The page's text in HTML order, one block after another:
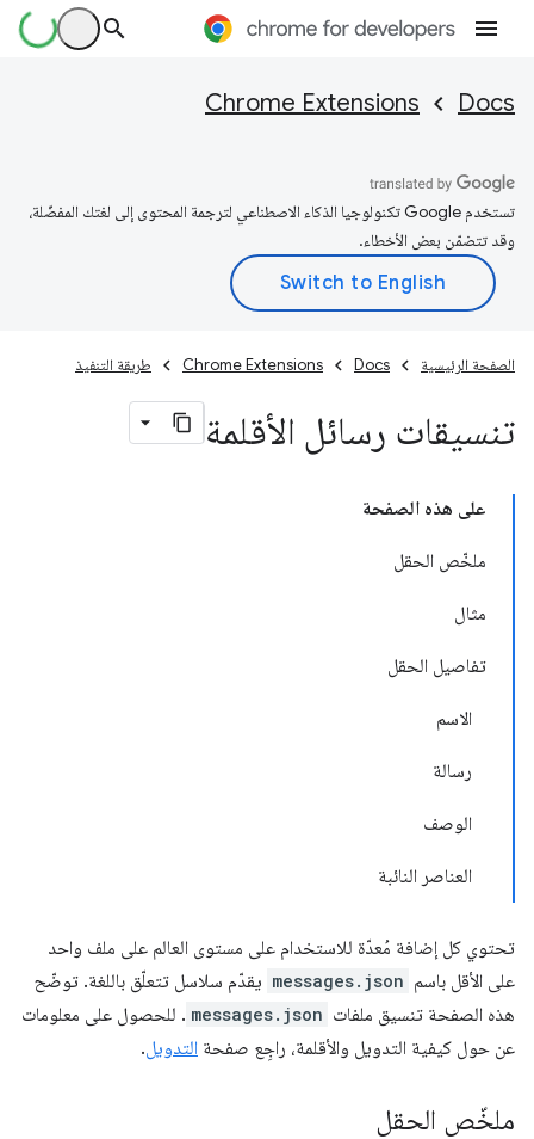
Docs
Chrome Extensions
تستخدم Google تكنولوجيا الذكاء الاصطناعي لترجمة المحتوى إلى لغتك المفضّلة،
وقد تتضمّن بعض الأخطاء.
الصفحة الرئيسية Docs
Chrome Extensions طريقة التنفيذ
تنسيقات رسائل الأقلمة
على هذه الصفحة
ملخّص الحقل
مثال
تفاصيل الحقل
الاسم
رسالة
الوصف
العناصر النائبة
تحتوي كل إضافة مُعدّة للاستخدام على مستوى العالم على ملف واحد
على الأقل باسم messages.json يقدّم سلاسل تتعلّق باللغة. توضّح
هذه الصفحة تنسيق ملفات messages.json . للحصول على معلومات
عن حول كيفية التدويل والأقلمة، راجِع صفحة التدويل.
ملخّص الحقل